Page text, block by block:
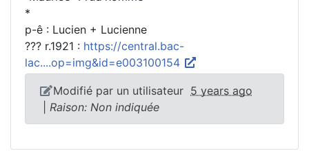
*
p-ê : Lucien + Lucienne
??? r.1921 : https://central.bac-
lac....op=img&id=e003100154
Modifié par un utilisateur 5 years ago
Raison: Non indiquée